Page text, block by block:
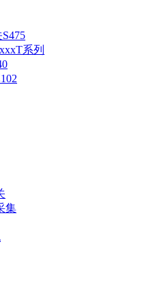
系列
集